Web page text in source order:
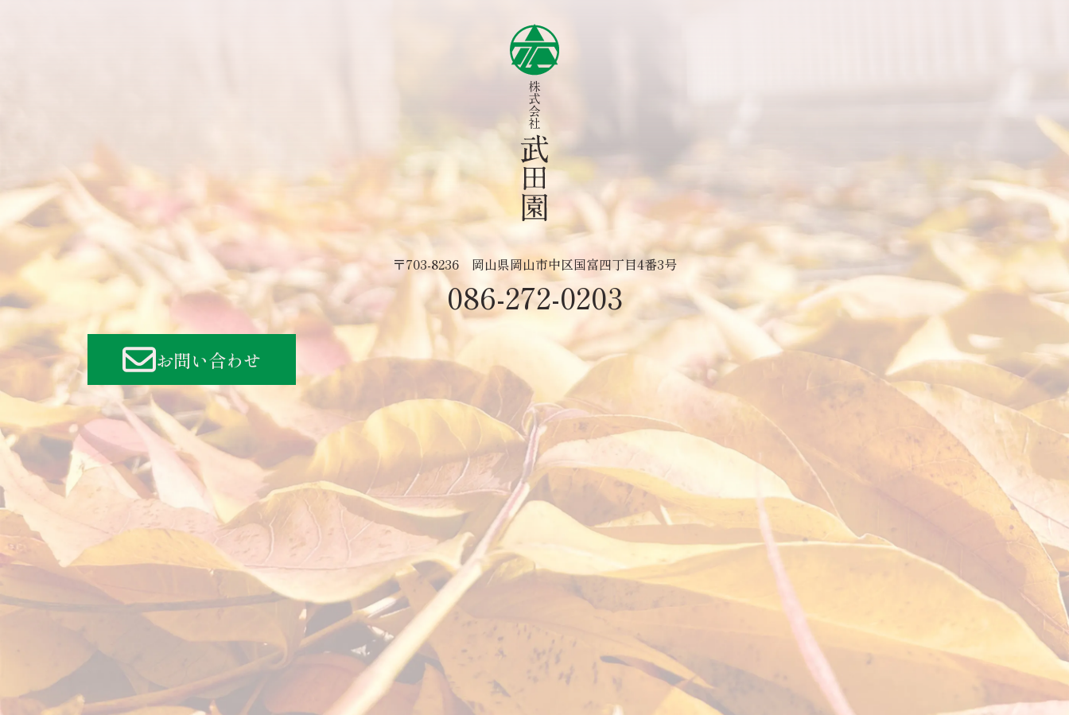
〒703-8236 岡山県岡山市中区国富四丁目4番3号
086-272-0203
お問い合わせ